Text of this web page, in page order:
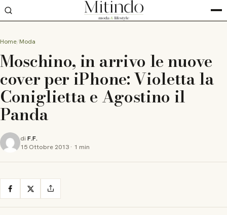
Home Moda
Moschino, in arrivo le nuove
cover per iPhone: Violetta la
Coniglietta e Agostino il
Panda
di F.F.
15 Ottobre 2013 · 1 min